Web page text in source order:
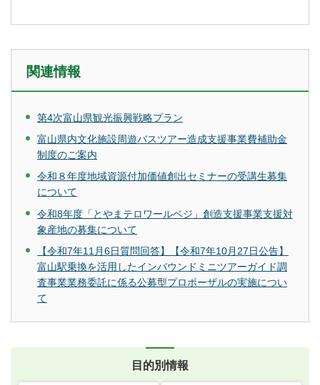
関連情報
第4次富山県観光振興戦略プラン
富山県内文化施設周遊バスツアー造成支援事業費補助金
制度のご案内
令和８年度地域資源付加価値創出セミナーの受講生募集
について
令和8年度「とやまテロワールベジ」創造支援事業支援対
象産地の募集について
【令和7年11月6日質問回答】【令和7年10月27日公告】
富山駅乗換を活用したインバウンドミニツアーガイド調
査事業業務委託に係る公募型プロポーザルの実施につい
て
目的別情報